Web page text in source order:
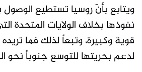
ويتابع بأنّ روسيا تستطيع الوصول
نفوذها بخلاف الولايات المتحدة
قوية وكبيرة، وتبعاً لذلك فما
لدعم بحريتها للتوسع جنوباً نحو